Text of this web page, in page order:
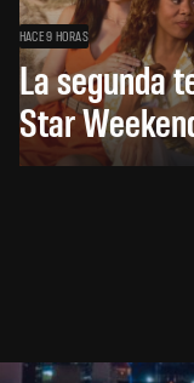
HACE 9 HORAS
La segunda
Star